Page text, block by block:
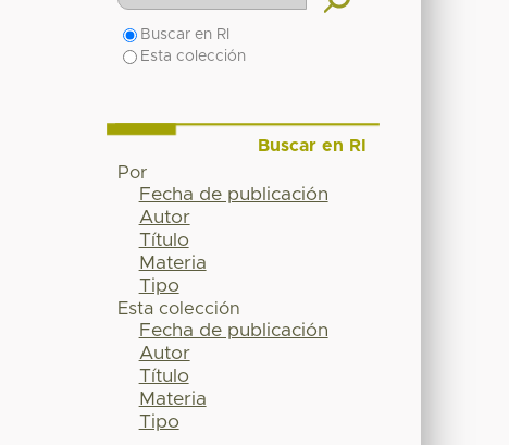
Buscar en RI
Esta colección
Buscar en RI
Por
Fecha de publicación
Autor
Título
Materia
Tipo
Esta colección
Fecha de publicación
Autor
Título
Materia
Tipo